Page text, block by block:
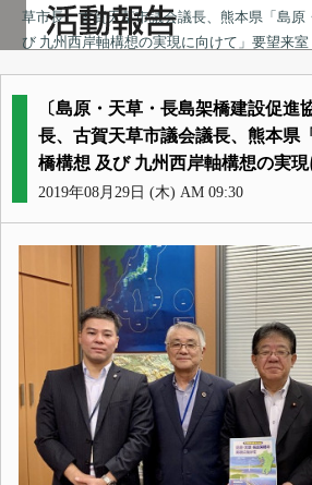
草市長、古賀天草市議会議長、熊本県「島原
び 九州西岸軸構想の実現に向けて」要望来室
〔島原・天草・長島架橋建設促進
長、古賀天草市議会議長、熊本県
橋構想 及び 九州西岸軸構想の実
2019年08月29日 (木) AM 09:30